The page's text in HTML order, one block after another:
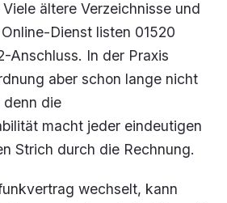
ältere Verzeichnisse und
Dienst listen 01520
Anschluss. In der Praxis
aber schon lange nicht
denn die
macht jeder eindeutigen
Strich durch die Rechnung.
wechselt, kann